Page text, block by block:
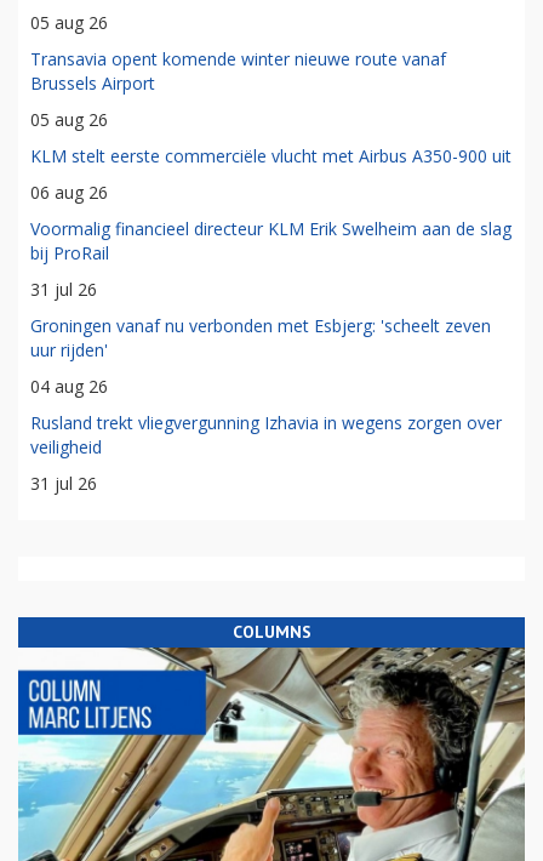
05 aug 26
Transavia opent komende winter nieuwe route vanaf
Brussels Airport
05 aug 26
KLM stelt eerste commerciële vlucht met Airbus A350-900 uit
06 aug 26
Voormalig financieel directeur KLM Erik Swelheim aan de slag
bij ProRail
31 jul 26
Groningen vanaf nu verbonden met Esbjerg: 'scheelt zeven
uur rijden'
04 aug 26
Rusland trekt vliegvergunning Izhavia in wegens zorgen over
veiligheid
31 jul 26
COLUMNS